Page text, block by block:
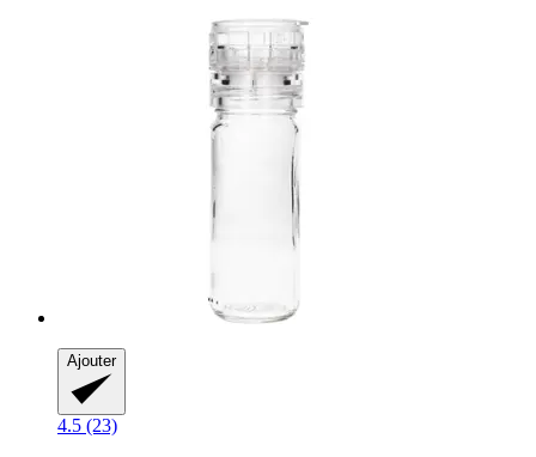
Ajouter
4.5 (23)